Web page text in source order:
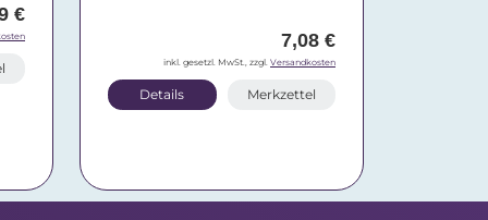
€
7,08 €
inkl. gesetzl. MwSt., zzgl. Versandkosten
Details Merkzettel